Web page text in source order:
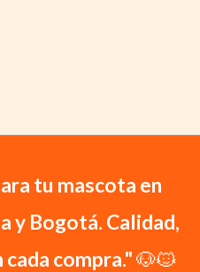
tu mascota en
y Bogotá. Calidad,
compra."🐶🐱